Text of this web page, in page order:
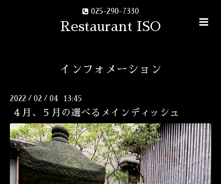
025-290-7330
Restaurant ISO
インフォメーション
2022 / 02 / 04 13:45
４月、５月の選べるメインディッシュ